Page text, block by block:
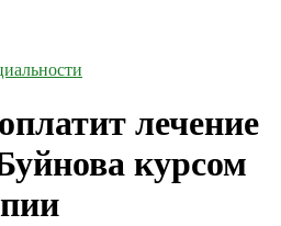
лечение
курсом